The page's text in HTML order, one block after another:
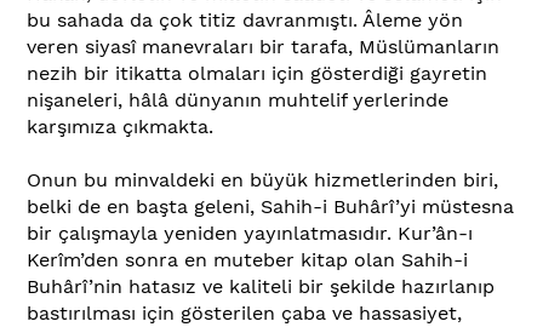
bu sahada da çok titiz davranmıştı. Âleme yön
veren siyasî manevraları bir tarafa, Müslümanların
nezih bir itikatta olmaları için gösterdiği gayretin
nişaneleri, hâlâ dünyanın muhtelif yerlerinde
karşımıza çıkmakta.
Onun bu minvaldeki en büyük hizmetlerinden biri,
belki de en başta geleni, Sahih-i Buhârî’yi müstesna
bir çalışmayla yeniden yayınlatmasıdır. Kur’ân-ı
Kerîm’den sonra en muteber kitap olan Sahih-i
Buhârî’nin hatasız ve kaliteli bir şekilde hazırlanıp
bastırılması için gösterilen çaba ve hassasiyet,